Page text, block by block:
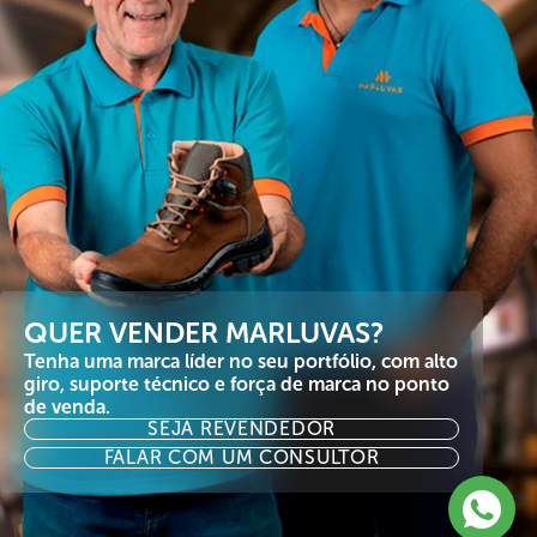
QUER VENDER MARLUVAS?
Tenha uma marca líder no seu portfólio, com alto
giro, suporte técnico e força de marca no ponto
de venda.
SEJA REVENDEDOR
FALAR COM UM CONSULTOR